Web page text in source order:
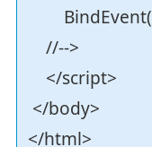
//-->
</script>
</body>
</html>